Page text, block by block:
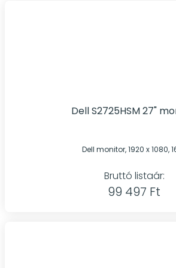
Dell S2725HSM 27"
Dell monitor, 1920 x 1080,
Bruttó listaár:
99 497 Ft